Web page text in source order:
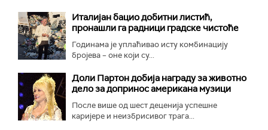
Италијан бацио добитни листић,
пронашли га радници градске чистоће
Годинама је уплаћивао исту комбинацију
бројева – оне који су...
Доли Партон добија награду за животно
дело за допринос американа музици
После више од шест деценија успешне
каријере и неизбрисивог трага...